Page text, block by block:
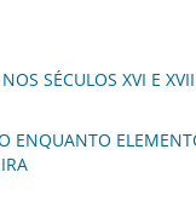
SÉCULOS XVI E XVII
ENQUANTO